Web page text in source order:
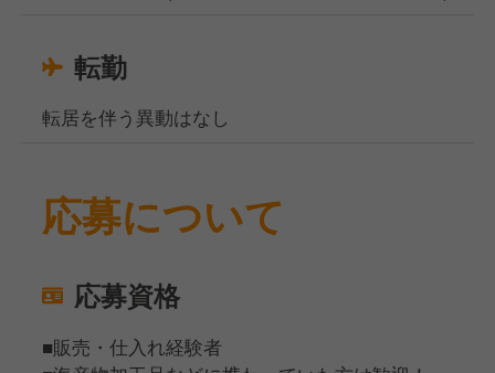
転勤
転居を伴う異動はなし
応募について
応募資格
■販売・仕入れ経験者